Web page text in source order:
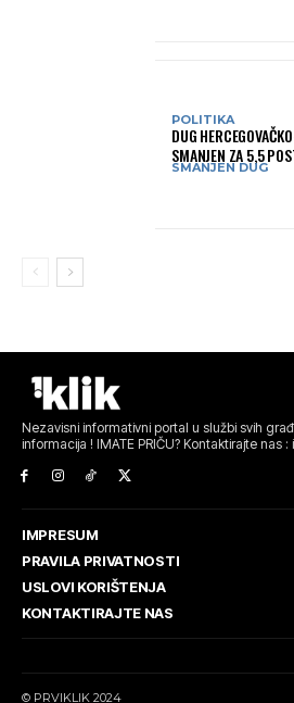
POLITIKA
DUG
SMANJEN ZA 5,5
PODACI
SMANJEN DUG
Nezavisni informativni portal u službi svih
informacija ! IMATE PRIČU? Kontaktirajte nas :
IMPRESUM
PRAVILA PRIVATNOSTI
USLOVI KORIŠTENJA
KONTAKTIRAJTE NAS
© PRVIKLIK 2024